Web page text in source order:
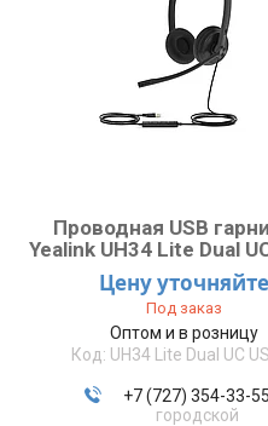
Проводная USB
Yealink UH34 Lite Dual
Цену уточняйте
Под заказ
Оптом и в розницу
UH34 Lite Dual UC
+7 (727) 354-33-55
городской